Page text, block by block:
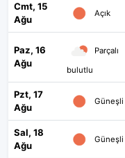
Cmt, 15
Ağu
Açık
Paz, 16
Ağu
Parçalı
bulutlu
Pzt, 17
Ağu
Güneşli
Sal, 18
Ağu
Güneşli